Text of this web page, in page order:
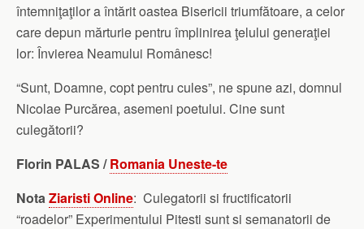
întemniţaţilor a întărit oastea Bisericii triumfătoare, a celor
care depun mărturie pentru împlinirea ţelului generaţiei
lor: Învierea Neamului Românesc!
“Sunt, Doamne, copt pentru cules”, ne spune azi, domnul
Nicolae Purcărea, asemeni poetului. Cine sunt
culegătorii?
Florin PALAS /Romania Uneste-te
NotaZiaristi Online: Culegatorii si fructificatorii
“roadelor” Experimentului Pitesti sunt si semanatorii de